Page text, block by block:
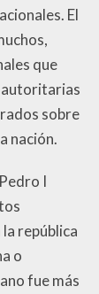
El
que
autoritarias
sobre
nación.
I
república
o
fue más